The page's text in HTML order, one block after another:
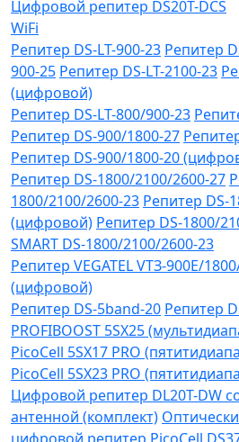
Цифровой репитер DS20T-DCS
WiFi
Репитер DS-LT-900-23 Репитер
900-25 Репитер DS-LT-2100-23
(цифровой)
Репитер DS-LT-800/900-23
Репитер DS-900/1800-27
Репитер DS-900/1800-20
Репитер DS-1800/2100/2600-27
1800/2100/2600-23 Репитер DS-
(цифровой) Репитер DS-1800/
SMART DS-1800/2100/2600-23
Репитер VЕGATEL VТЗ-900Е/
(цифровой)
Репитер DS-5band-20 Репитер
PROFIBOOST 5SX25
PicoCell 5SX17 PRO
PicoCell 5SX23 PRO
Цифровой репитер DL20T-DW
антенной (комплект)